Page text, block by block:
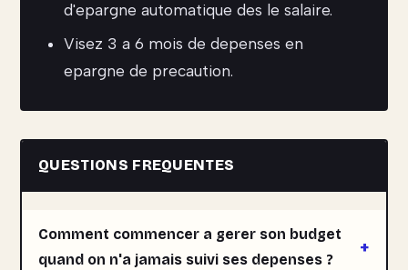
d'epargne automatique des le salaire.
Visez 3 a 6 mois de depenses en
epargne de precaution.
QUESTIONS FREQUENTES
Comment commencer a gerer son budget
quand on n'a jamais suivi ses depenses ?